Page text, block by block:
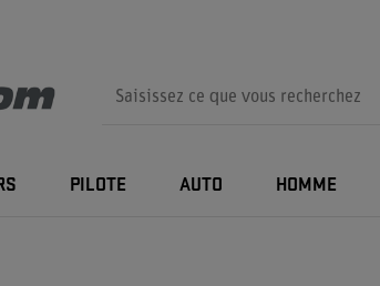
PILOTE AUTO HOMME